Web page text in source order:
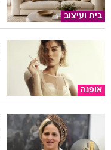
בית ועיצוב
אופנה